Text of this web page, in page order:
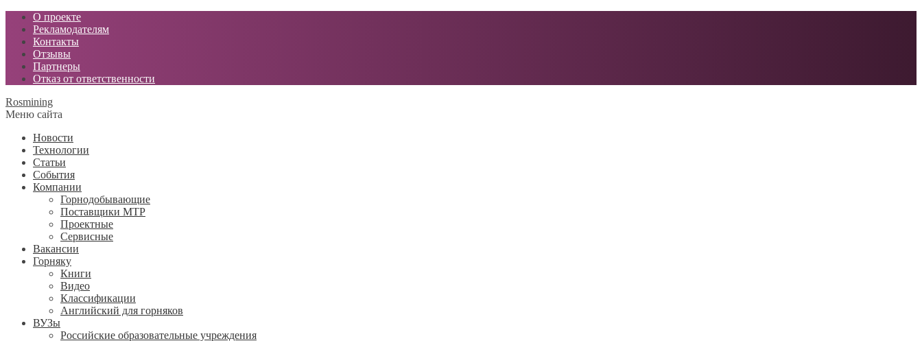
О проекте
Рекламодателям
Контакты
Отзывы
Партнеры
Отказ от ответственности
Rosmining
Меню сайта
Новости
Технологии
Статьи
События
Компании
Горнодобывающие
Поставщики МТР
Проектные
Сервисные
Вакансии
Горняку
Книги
Видео
Классификации
Английский для горняков
ВУЗы
Российские образовательные учреждения